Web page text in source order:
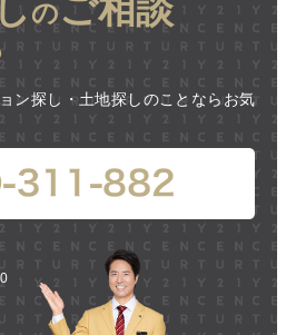
のご相談
ン探し・土地探しのことならお気